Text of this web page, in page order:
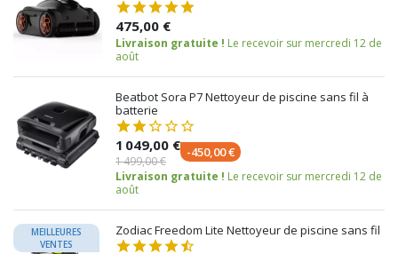
475,00 €
Livraison gratuite ! Le recevoir sur mercredi 12 de
août
Beatbot Sora P7 Nettoyeur de piscine sans fil à
batterie
1 049,00 €
1 499,00 €
-450,00 €
Livraison gratuite ! Le recevoir sur mercredi 12 de
août
MEILLEURES
VENTES
Zodiac Freedom Lite Nettoyeur de piscine sans fil